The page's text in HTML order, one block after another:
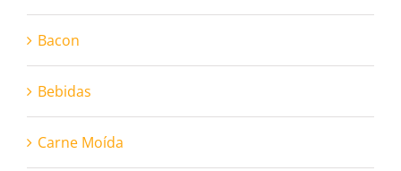
Bacon
Bebidas
Carne Moída